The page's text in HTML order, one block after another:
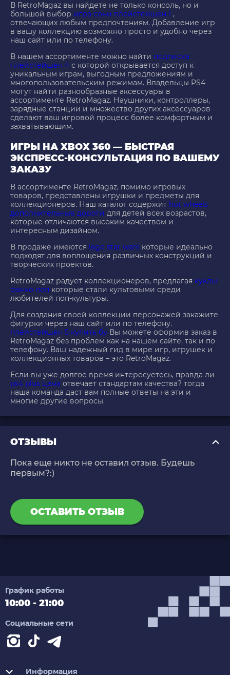
В RetroMagaz вы найдете не только консоль, но и
большой выбор игра сони плейстейшен 1 ,
отвечающих любым предпочтениям. Добавление игр
в вашу коллекцию возможно просто и удобно через
наш сайт или по телефону.
В нашем ассортименте можно найти подписка
плейстейшен 4 с которой открывается доступ к
уникальным играм, выгодным предложениям и
многопользовательским режимам. Владельцы PS4
могут найти разнообразные аксессуары в
ассортименте RetroMagaz. Наушники, контроллеры,
зарядные станции и множество других аксессуаров
сделают ваш игровой процесс более комфортным и
захватывающим.
ИГРЫ НА XBOX 360 — БЫСТРАЯ
ЭКСПРЕСС-КОНСУЛЬТАЦИЯ ПО ВАШЕМУ
ЗАКАЗУ
В ассортименте RetroMagaz, помимо игровых
товаров, представлены игрушки и предметы для
коллекционеров. Наш каталог содержит hot wheels
дополнительные дороги для детей всех возрастов,
которые отличаются высоким качеством и
интересным дизайном.
В продаже имеются lego star wars которые идеально
подходят для воплощения различных конструкций и
творческих проектов.
RetroMagaz радует коллекционеров, предлагая куклы
фанко поп которые стали культовыми среди
любителей поп-культуры.
Для создания своей коллекции персонажей закажите
фигурки через наш сайт или по телефону.
плейстейшен 5 купить бу Вы можете оформив заказ в
RetroMagaz без проблем как на нашем сайте, так и по
телефону. Ваш надежный гид в мире игр, игрушек и
коллекционных товаров – это RetroMagaz.
Если вы уже долгое время интересуетесь, правда ли
ps4 plus цена отвечает стандартам качества? тогда
наша команда даст вам полные ответы на эти и
многие другие вопросы.
ОТЗЫВЫ
Пока еще никто не оставил отзыв. Будешь
первым?:)
ОСТАВИТЬ ОТЗЫВ
График работы
10:00 - 21:00
Социальные сети
Информация